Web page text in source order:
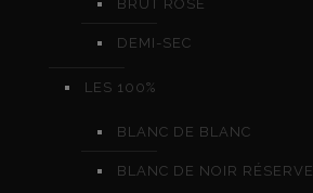
BRUT ROSÉ
DEMI-SEC
LES 100%
BLANC DE BLANC
BLANC DE NOIR RÉSERVE